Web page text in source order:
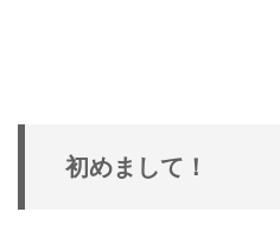
初めまして！